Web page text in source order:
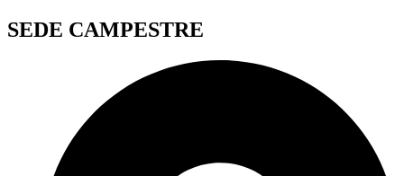
SEDE CAMPESTRE